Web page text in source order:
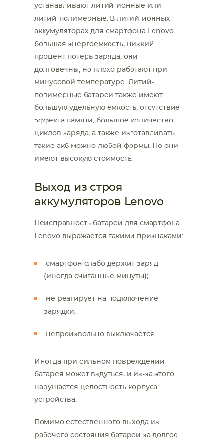
устанавливают литий-ионные или
литий-полимерные. В литий-ионных
аккумуляторах для смартфона Lenovo
большая энергоемкость, низкий
процент потерь заряда, они
долговечны, но плохо работают при
минусовой температуре. Литий-
полимерные батареи также имеют
большую удельную емкость, отсутствие
эффекта памяти, большое количество
циклов заряда, а также изготавливать
такие акб можно любой формы. Но они
имеют высокую стоимость.
Выход из строя
аккумуляторов Lenovo
Неисправность батареи для смартфона
Lenovo выражается такими признаками:
смартфон слабо держит заряд
(иногда считанные минуты);
не реагирует на подключение
зарядки;
непроизвольно выключается.
Иногда при сильном повреждении
батарея может вздуться, и из-за этого
нарушается целостность корпуса
устройства.
Помимо естественного выхода из
рабочего состояния батареи за долгое